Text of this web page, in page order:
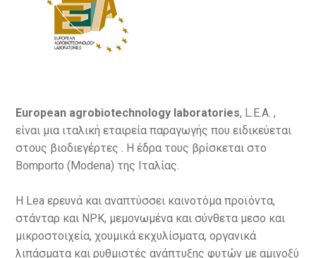
European agrobiotechnology laboratories, L.E.A. ,
είναι μια ιταλική εταιρεία παραγωγής που ειδικεύεται
στους βιοδιεγέρτες . Η έδρα τους βρίσκεται στο
Bomporto (Modena) της Ιταλίας.
Η Lea ερευνά και αναπτύσσει καινοτόμα προϊόντα,
στάνταρ και NPK, μεμονωμένα και σύνθετα μεσο και
μικροστοιχεία, χουμικά εκχυλίσματα, οργανικά
λιπάσματα και ρυθμιστές ανάπτυξης φυτών με αμινοξύ